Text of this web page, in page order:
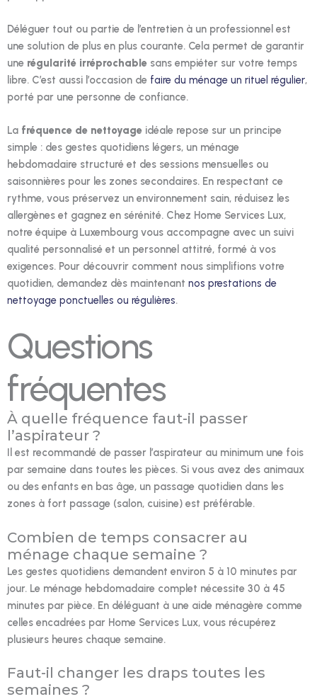
Déléguer tout ou partie de l’entretien à un professionnel est
une solution de plus en plus courante. Cela permet de garantir
une régularité irréprochable sans empiéter sur votre temps
libre. C’est aussi l’occasion de faire du ménage un rituel régulier,
porté par une personne de confiance.
La fréquence de nettoyage idéale repose sur un principe
simple : des gestes quotidiens légers, un ménage
hebdomadaire structuré et des sessions mensuelles ou
saisonnières pour les zones secondaires. En respectant ce
rythme, vous préservez un environnement sain, réduisez les
allergènes et gagnez en sérénité. Chez Home Services Lux,
notre équipe à Luxembourg vous accompagne avec un suivi
qualité personnalisé et un personnel attitré, formé à vos
exigences. Pour découvrir comment nous simplifions votre
quotidien, demandez dès maintenant nos prestations de
nettoyage ponctuelles ou régulières.
Questions
fréquentes
À quelle fréquence faut-il passer
l’aspirateur ?
Il est recommandé de passer l’aspirateur au minimum une fois
par semaine dans toutes les pièces. Si vous avez des animaux
ou des enfants en bas âge, un passage quotidien dans les
zones à fort passage (salon, cuisine) est préférable.
Combien de temps consacrer au
ménage chaque semaine ?
Les gestes quotidiens demandent environ 5 à 10 minutes par
jour. Le ménage hebdomadaire complet nécessite 30 à 45
minutes par pièce. En déléguant à une aide ménagère comme
celles encadrées par Home Services Lux, vous récupérez
plusieurs heures chaque semaine.
Faut-il changer les draps toutes les
semaines ?